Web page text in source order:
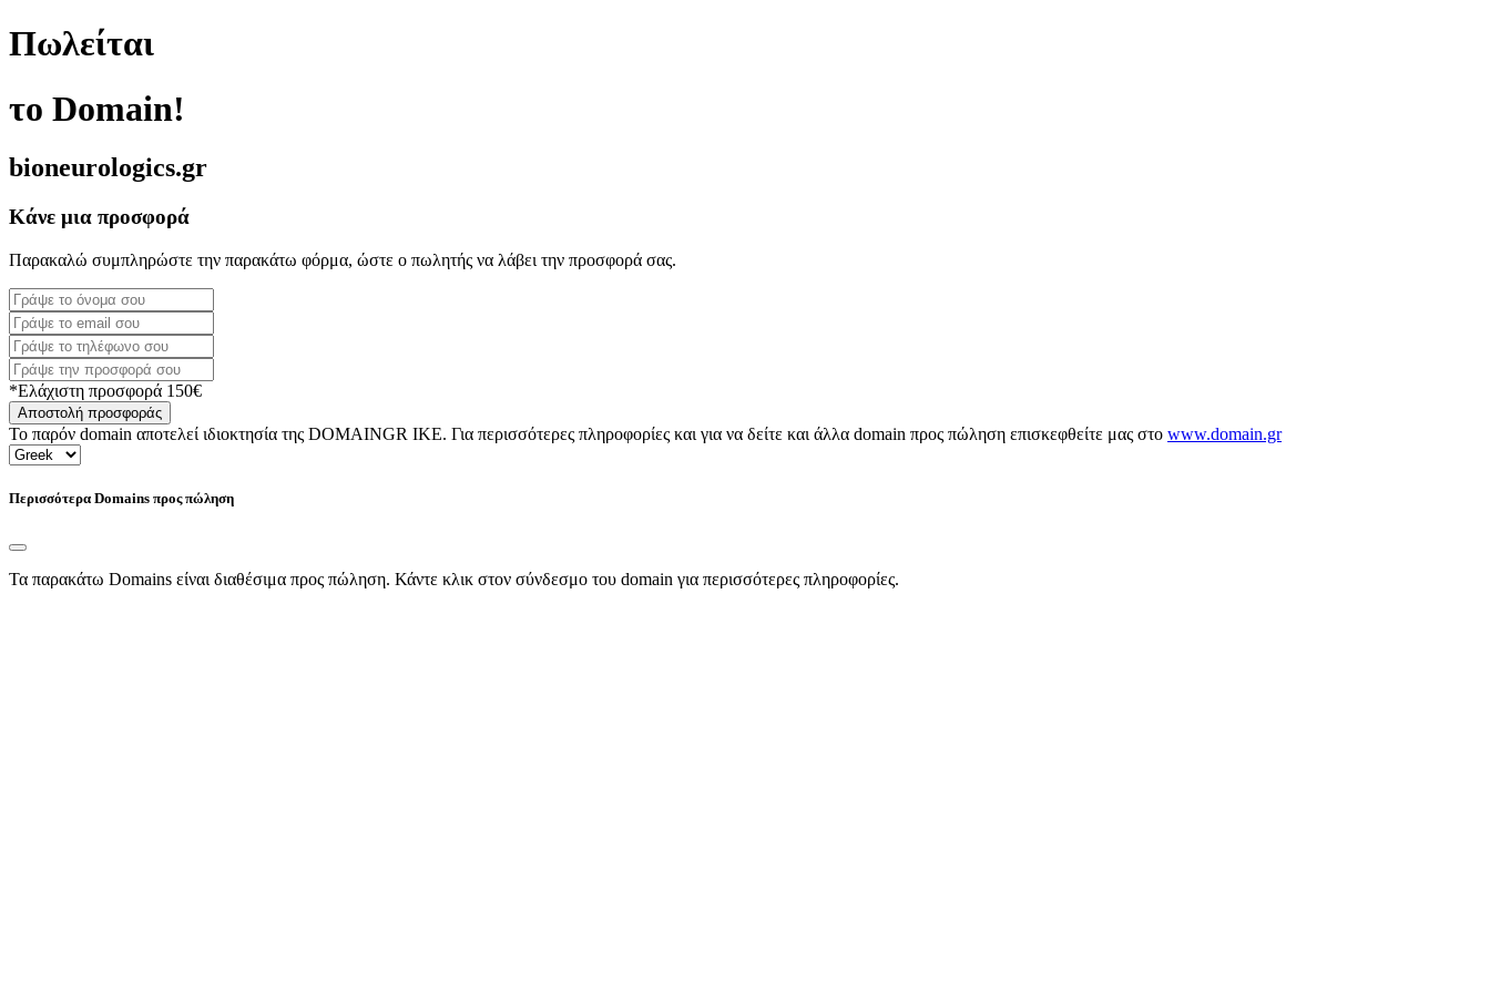
Πωλείται
το Domain!
bioneurologics.gr
Κάνε μια προσφορά
Παρακαλώ συμπληρώστε την παρακάτω φόρμα, ώστε ο πωλητής να λάβει την προσφορά σας.
*Ελάχιστη προσφορά 150€
Αποστολή προσφοράς
Το παρόν domain αποτελεί ιδιοκτησία της DOMAINGR ΙΚΕ. Για περισσότερες πληροφορίες και για να δείτε και άλλα domain προς πώληση επισκεφθείτε μας στο www.domain.gr
Περισσότερα Domains προς πώληση
Τα παρακάτω Domains είναι διαθέσιμα προς πώληση. Κάντε κλικ στον σύνδεσμο του domain για περισσότερες πληροφορίες.